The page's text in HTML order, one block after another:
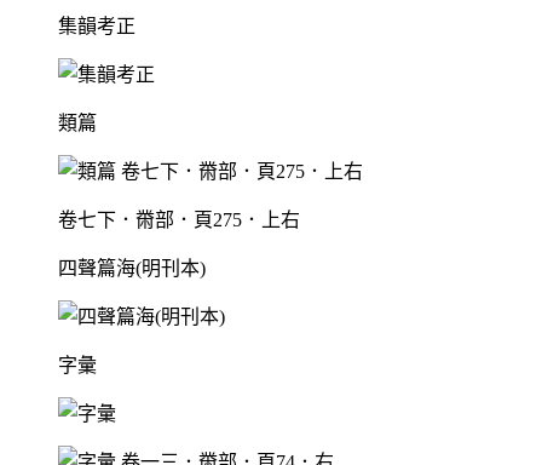
集韻考正
類篇
卷七下．黹部．頁275．上右
四聲篇海(明刊本)
字彙